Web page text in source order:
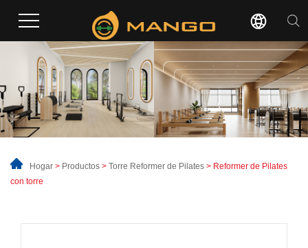
Hogar > Productos > Torre Reformer de Pilates > Reformer de Pilates
con torre